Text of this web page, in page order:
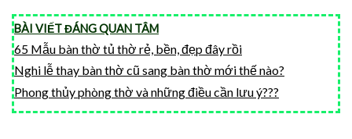
BÀI VIẾT ĐÁNG QUAN TÂM
65 Mẫu bàn thờ tủ thờ rẻ, bền, đẹp đây rồi
Nghi lễ thay bàn thờ cũ sang bàn thờ mới thế nào?
Phong thủy phòng thờ và những điều cần lưu ý???